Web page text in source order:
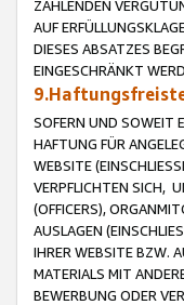
ZAHLENDEN
AUF
DIESES ABSATZES
EINGESCHRÄNKT
SOFERN UND SOWEIT
HAFTUNG FÜR
WEBSITE
VERPFLICHTEN SICH,
(OFFICERS),
AUSLAGEN
IHRER WEBSITE BZW.
MATERIALS MIT
BEWERBUNG ODER